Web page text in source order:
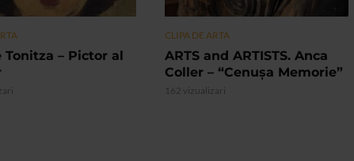
Tonitza – Pictor al
CLIPA DE ARTA
ARTS and ARTISTS. Anca
Coller – “Cenușa Memorie”
162 vizualizari